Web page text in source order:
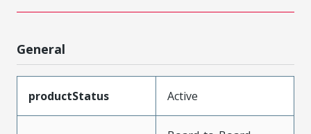
General
productStatus Active